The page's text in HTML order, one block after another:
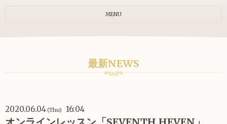
MENU
最新NEWS
2020.06.04(Thu) 16:04